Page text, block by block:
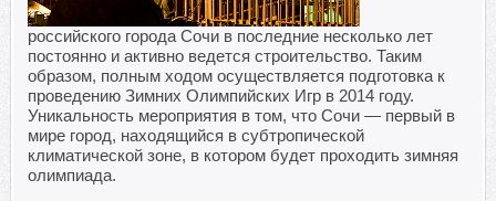
российского города Сочи в последние несколько лет
постоянно и активно ведется строительство. Таким
образом, полным ходом осуществляется подготовка к
проведению Зимних Олимпийских Игр в 2014 году.
Уникальность мероприятия в том, что Сочи — первый в
мире город, находящийся в субтропической
климатической зоне, в котором будет проходить зимняя
олимпиада.